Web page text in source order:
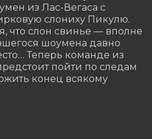
из Лас-Вегаса с
слониху Пикулю.
что слон свинье — вполне
шоумена давно
Теперь команде из
пойти по следам
конец всякому